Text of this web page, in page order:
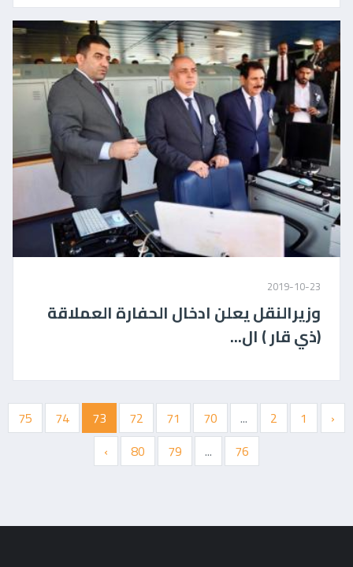
2019-10-23
وزيرالنقل يعلن ادخال الحفارة العملاقة
(ذي قار ) ال...
‹
1
2
...
70
71
72
73
74
75
76
...
79
80
›